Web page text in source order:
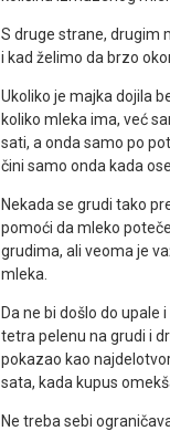
S druge strane, drugim
i kad želimo da brzo
Ukoliko je majka dojila
koliko mleka ima, već
sati, a onda samo po
čini samo onda kada
Nekada se grudi tako
pomoći da mleko poteče.
grudima, ali veoma je
mleka.
Da ne bi došlo do upale
tetra pelenu na grudi i
pokazao kao
sata, kada kupus
Ne treba sebi